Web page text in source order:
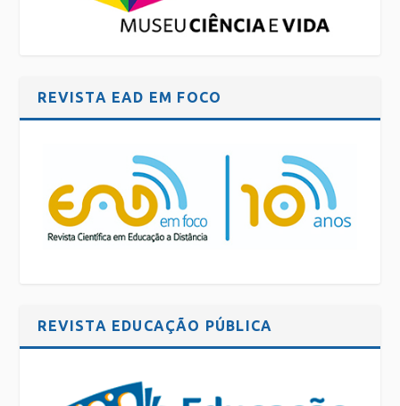
REVISTA EAD EM FOCO
REVISTA EDUCAÇÃO PÚBLICA